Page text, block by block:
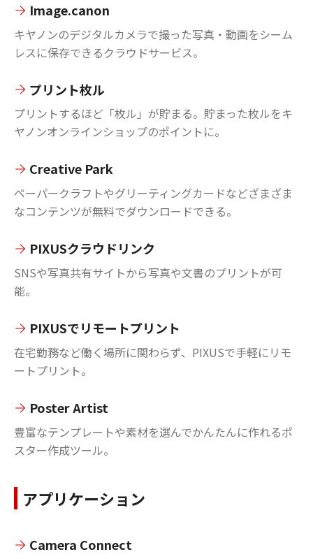
Image.canon
キヤノンのデジタルカメラで撮った写真・動画をシーム
レスに保存できるクラウドサービス。
プリント枚ル
プリントするほど「枚ル」が貯まる。貯まった枚ルをキ
ヤノンオンラインショップのポイントに。
Creative Park
ペーパークラフトやグリーティングカードなどざまざま
なコンテンツが無料でダウンロードできる。
PIXUSクラウドリンク
SNSや写真共有サイトから写真や文書のプリントが可
能。
PIXUSでリモートプリント
在宅勤務など働く場所に関わらず、PIXUSで手軽にリモ
ートプリント。
Poster Artist
豊富なテンプレートや素材を選んでかんたんに作れるポ
スター作成ツール。
アプリケーション
Camera Connect